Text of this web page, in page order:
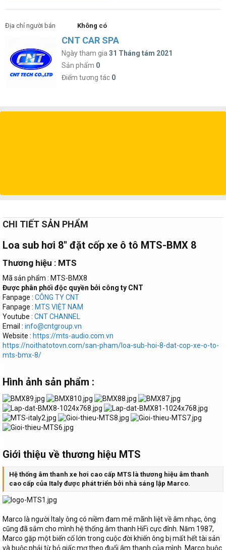
Địa chỉ người bán Không có
CNT CAR SPA
Ngày tham gia 31 Tháng tám 2021
Sản phẩm 0
Điểm tương tác 0
CHI TIẾT SẢN PHẨM
Loa sub hơi 8″ đặt cốp xe ô tô MTS-BMX 8​
Thương hiệu : MTS​
Mã sản phẩm : MTS-BMX8
Được phân phối độc quyền bởi công ty CNT
Fanpage : CÔNG TY CNT
Fanpage : MTS VIỆT NAM
Youtube : CNT CHANNEL
Email : info@cntgroup.vn
Website : https://mts-audio.com.vn
https://noithatotovn.com/san-pham/loa-sub-hoi-8-dat-cop-xe-o-to-
mts-bmx-8/
Hình ảnh sản phẩm :​
Giới thiệu về thương hiệu MTS​
Hệ thống âm thanh xe hơi cao cấp MTS là thương hiệu âm thanh
cao cấp của Italy được phát triển bởi nhà sáng lập Marco.
Marco là người Italy ông có niềm đam mê mãnh liệt về âm nhạc, ông
cũng đã sắm cho mình hệ thống âm thanh HiFi cực đỉnh. Năm 1987,
Marco gặp một biến cố lớn trong cuộc đời khiến ông bị mất hết tài sản
và buộc phải từ bỏ giấc mơ theo đuổi âm thanh của mình. Marco buộc